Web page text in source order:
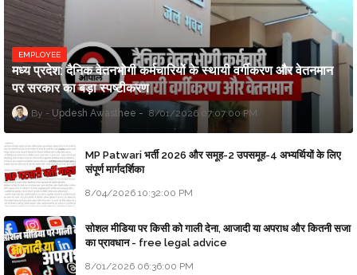
EMPLOYEE
मध्य प्रदेश: दैनिक वेतनभोगी कर्मचारियों के स्थायी वर्गीकरण और वेतनमान
पर सरकार का बड़ा स्पष्टीकरण
Updesh Awasthee 8/01/2026 07:07:00 PM
MP Patwari भर्ती 2026 और समूह-2 उपसमूह-4 अभ्यर्थियों के लिए
संपूर्ण मार्गदर्शिका
8/04/2026 10:32:00 PM
सोशल मीडिया पर किसी को गाली देना, आजादी या अपराध और कितनी सजा
का प्रावधान - free legal advice
8/01/2026 06:36:00 PM